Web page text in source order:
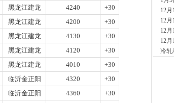
黑龙江建龙 4240
+30
黑龙江建龙 4200
+30
黑龙江建龙 4130
+30
黑龙江建龙 4120
+30
黑龙江建龙 4010
+30
临沂金正阳 4320
+30
临沂金正阳 4360
+30
1小时
安
现货
2小时
山
12
12
12
12
冷轧